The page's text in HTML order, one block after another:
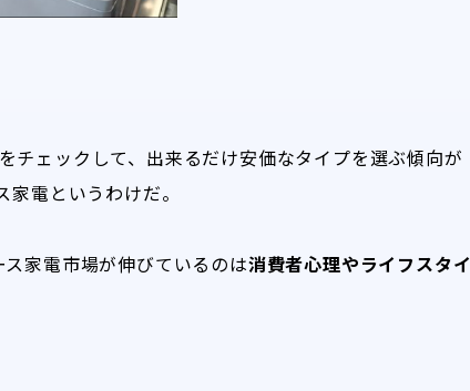
チェックして、出来るだけ安価なタイプを選ぶ傾向が
電というわけだ。
家電市場が伸びているのは消費者心理やライフスタイ